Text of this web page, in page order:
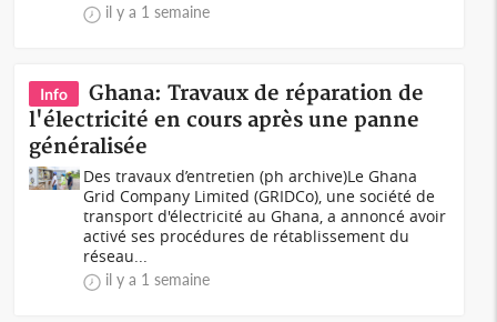
il y a 1 semaine
Info
Ghana: Travaux de réparation de
l'électricité en cours après une panne
généralisée
Des travaux d’entretien (ph archive)Le Ghana
Grid Company Limited (GRIDCo), une société de
transport d'électricité au Ghana, a annoncé avoir
activé ses procédures de rétablissement du
réseau...
il y a 1 semaine